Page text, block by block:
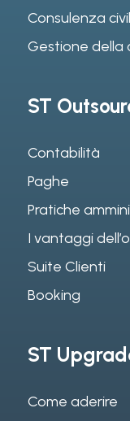
Consulenza
Gestione della
ST
Contabilità
Paghe
Pratiche
I vantaggi
Suite Clienti
Booking
ST
Come aderire